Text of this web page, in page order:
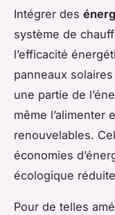
Intégrer des
système de
l’efficacité
panneaux
une partie de
même l’alimenter
renouvelables.
économies
écologique
Pour de telles